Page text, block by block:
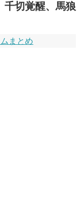
千切覚醒、馬狼
まとめ